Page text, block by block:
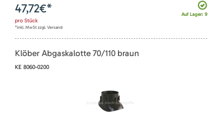
Auf Lager: 9
47,72€*
pro Stück
*inkl. MwSt zzgl. Versand
Klöber Abgaskalotte 70/110 braun
KE 8060-0200